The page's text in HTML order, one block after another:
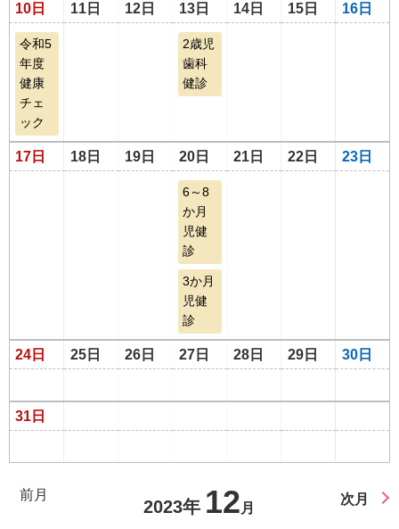
10日 11日 12日 13日 14日 15日 16日
令和5
年度
健康
チェ
ック
2歳児
歯科
健診
17日 18日 19日 20日 21日 22日 23日
6～8
か月
児健
診
3か月
児健
診
24日 25日 26日 27日 28日 29日 30日
31日
前月
2023年 12 月
次月